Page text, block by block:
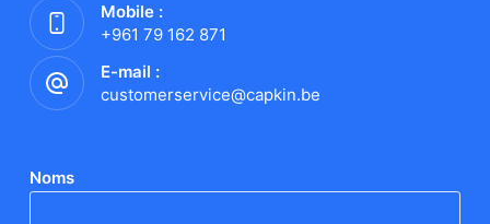
Mobile :
+961 79 162 871
E-mail :
customerservice@capkin.be
Noms